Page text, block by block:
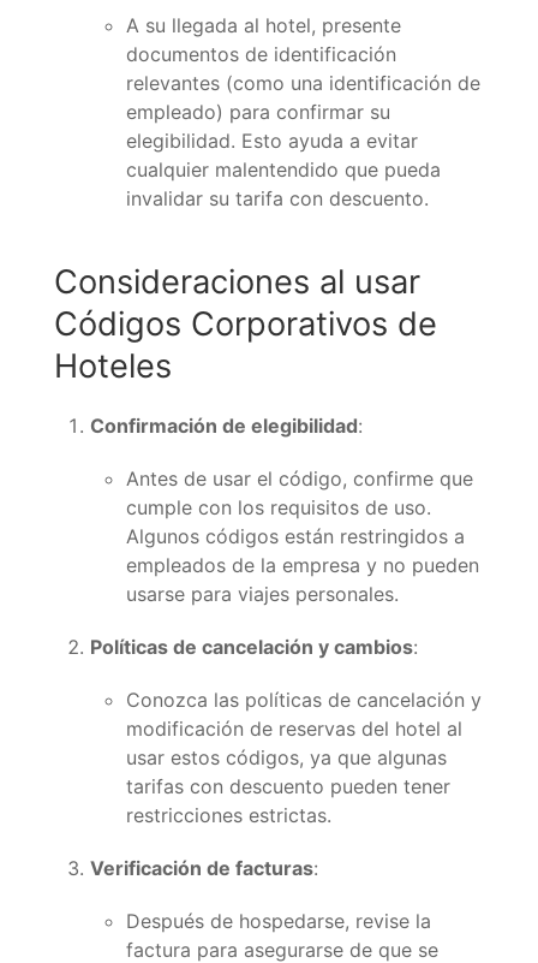
A su llegada al hotel, presente
documentos de identificación
relevantes (como una identificación de
empleado) para confirmar su
elegibilidad. Esto ayuda a evitar
cualquier malentendido que pueda
invalidar su tarifa con descuento.
Consideraciones al usar
Códigos Corporativos de
Hoteles
Confirmación de elegibilidad:
Antes de usar el código, confirme que
cumple con los requisitos de uso.
Algunos códigos están restringidos a
empleados de la empresa y no pueden
usarse para viajes personales.
Políticas de cancelación y cambios:
Conozca las políticas de cancelación y
modificación de reservas del hotel al
usar estos códigos, ya que algunas
tarifas con descuento pueden tener
restricciones estrictas.
Verificación de facturas:
Después de hospedarse, revise la
factura para asegurarse de que se